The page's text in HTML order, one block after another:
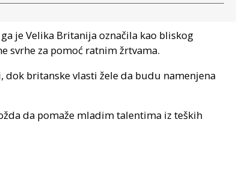
je Velika Britanija označila kao bliskog
svrhe za pomoć ratnim žrtvama.
dok britanske vlasti žele da budu namenjena
da pomaže mladim talentima iz teških